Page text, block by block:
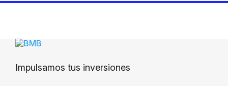
Impulsamos tus inversiones